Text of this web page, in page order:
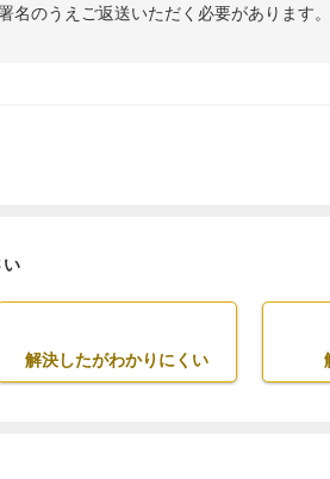
名のうえご返送いただく必要があります
い
解決したがわかりにくい